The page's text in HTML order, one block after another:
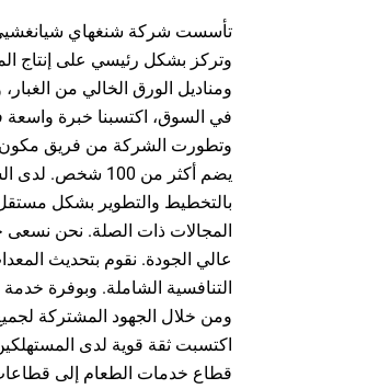
وتركز بشكل رئيسي على إنتاج
ومناديل الورق الخالي من
في السوق، اكتسبنا خبرة
وتطورت الشركة من فريق مكون
يضم أكثر من 100
بالتخطيط والتطوير بشكل
المجالات ذات الصلة. نحن نسعى
عالي الجودة. نقوم بتحديث
التنافسية الشاملة. وبوفرة خدمة
ومن خلال الجهود المشتركة
اكتسبت ثقة قوية لدى
قطاع خدمات الطعام إلى